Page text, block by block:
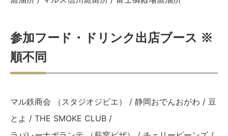
参加フード・ドリンク出店ブース ※
順不同
マル鉄商会 （スタジオジビエ） / 静岡おでんおがわ / 豆
とよ / THE SMOKE CLUB /